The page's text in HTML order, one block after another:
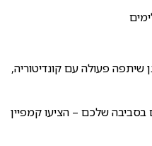
פעולה עם קונדיטוריה,
שלכם – הציעו קמפיין